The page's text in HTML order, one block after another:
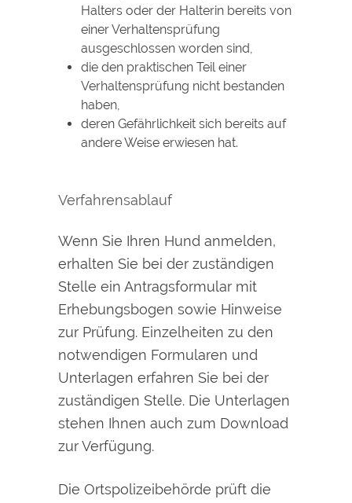
Halters oder der Halterin bereits von
einer Verhaltensprüfung
ausgeschlossen worden sind,
die den praktischen Teil einer
Verhaltensprüfung nicht bestanden
haben,
deren Gefährlichkeit sich bereits auf
andere Weise erwiesenhat.
Verfahrensablauf
Wenn Sie Ihren Hund anmelden,
erhalten Sie bei der zuständigen
Stelle ein Antragsformular mit
Erhebungsbogen sowie Hinweise
zur Prüfung. Einzelheiten zu den
notwendigen Formularen und
Unterlagen erfahren Sie bei der
zuständigen Stelle. Die Unterlagen
stehen Ihnen auch zum Download
zur Verfügung.
Die Ortspolizeibehörde prüft die